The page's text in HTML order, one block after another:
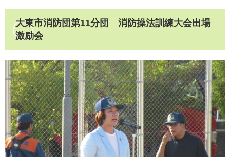
大東市消防団第11分団 消防操法訓練大会出場
激励会